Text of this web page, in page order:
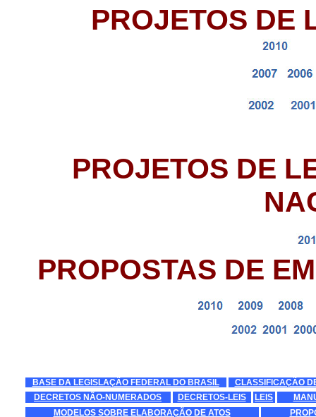
PROJETOS DE
PROJETOS DE
PROPOSTAS DE
BASE DA LEGISLAÇÃO FEDERAL DO BRASIL
CLASSIFICAÇÃO
DECRETOS NÃO-NUMERADOS
DECRETOS-LEIS LEIS
MODELOS SOBRE ELABORAÇÃO DE ATOS